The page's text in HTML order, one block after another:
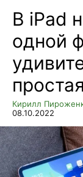
В iPad
одной
простая
Кирилл
08.10.2022